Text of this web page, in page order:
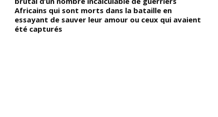
Africains qui sont morts dans la bataille en
essayant de sauver leur amour ou ceux qui avaient
été capturés